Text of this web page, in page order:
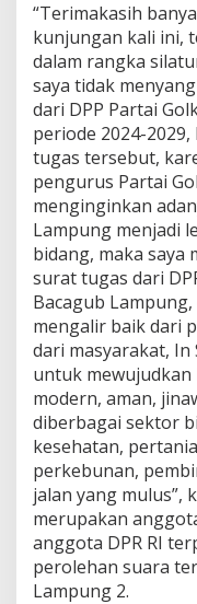
“Terimakasih
kunjungan kali ini,
dalam rangka
saya tidak
dari DPP Partai
periode 2024-
tugas tersebut,
pengurus Partai
menginginkan
Lampung menjadi
bidang, maka saya
surat tugas dari
Bacagub
mengalir baik dari
dari masyarakat, In
untuk
modern, aman,
diberbagai sektor
kesehatan,
perkebunan,
jalan yang mulus”,
merupakan
anggota DPR RI
perolehan suara
Lampung 2.